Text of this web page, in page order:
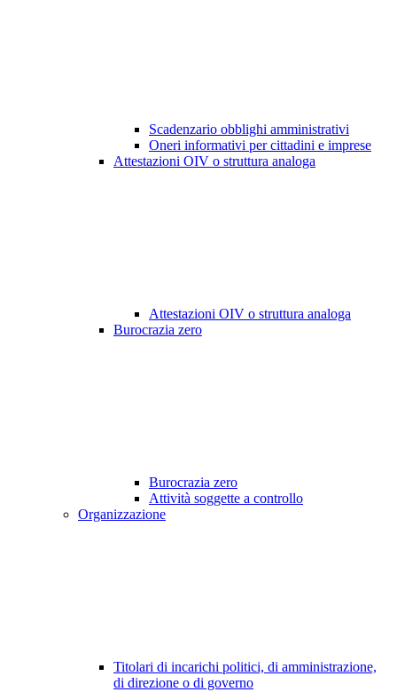
Scadenzario obblighi amministrativi
Oneri informativi per cittadini e imprese
Attestazioni OIV o struttura analoga
Attestazioni OIV o struttura analoga
Burocrazia zero
Burocrazia zero
Attività soggette a controllo
Organizzazione
Titolari di incarichi politici, di amministrazione,
di direzione o di governo